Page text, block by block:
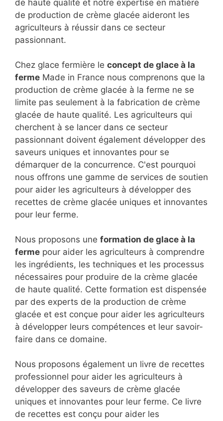
de haute qualité et notre expertise en matière
de production de crème glacée aideront les
agriculteurs à réussir dans ce secteur
passionnant.
Chez glace fermière le concept de glace à la
ferme Made in France nous comprenons que la
production de crème glacée à la ferme ne se
limite pas seulement à la fabrication de crème
glacée de haute qualité. Les agriculteurs qui
cherchent à se lancer dans ce secteur
passionnant doivent également développer des
saveurs uniques et innovantes pour se
démarquer de la concurrence. C'est pourquoi
nous offrons une gamme de services de soutien
pour aider les agriculteurs à développer des
recettes de crème glacée uniques et innovantes
pour leur ferme.
Nous proposons une formation de glace à la
ferme pour aider les agriculteurs à comprendre
les ingrédients, les techniques et les processus
nécessaires pour produire de la crème glacée
de haute qualité. Cette formation est dispensée
par des experts de la production de crème
glacée et est conçue pour aider les agriculteurs
à développer leurs compétences et leur savoir-
faire dans ce domaine.
Nous proposons également un livre de recettes
professionnel pour aider les agriculteurs à
développer des saveurs de crème glacée
uniques et innovantes pour leur ferme. Ce livre
de recettes est conçu pour aider les